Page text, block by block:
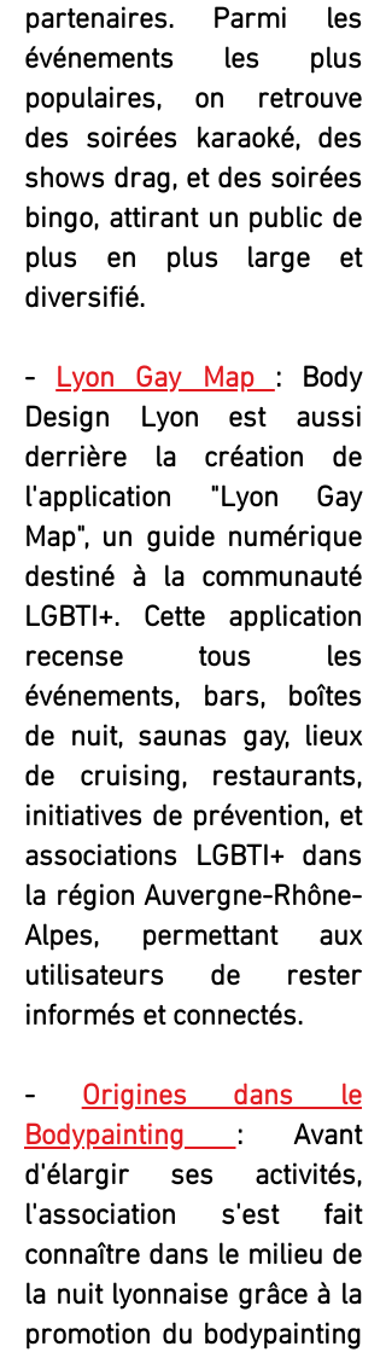
partenaires. Parmi les
événements les plus
populaires, on retrouve
des soirées karaoké, des
shows drag, et des soirées
bingo, attirant un public de
plus en plus large et
diversifié.
- Lyon Gay Map : Body
Design Lyon est aussi
derrière la création de
l'application "Lyon Gay
Map", un guide numérique
destiné à la communauté
LGBTI+. Cette application
recense tous les
événements, bars, boîtes
de nuit, saunas gay, lieux
de cruising, restaurants,
initiatives de prévention, et
associations LGBTI+ dans
la région Auvergne-Rhône-
Alpes, permettant aux
utilisateurs de rester
informés et connectés.
- Origines dans le
Bodypainting : Avant
d'élargir ses activités,
l'association s'est fait
connaître dans le milieu de
la nuit lyonnaise grâce à la
promotion du bodypainting